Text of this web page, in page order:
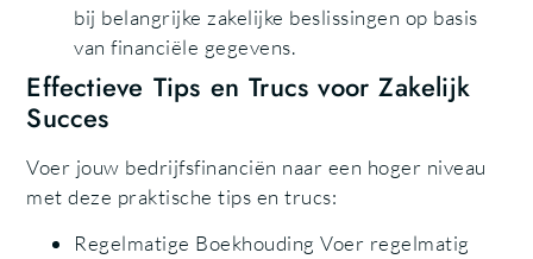
bij belangrijke zakelijke beslissingen op basis
van financiële gegevens.
Effectieve Tips en Trucs voor Zakelijk
Succes
Voer jouw bedrijfsfinanciën naar een hoger niveau
met deze praktische tips en trucs:
Regelmatige Boekhouding Voer regelmatig